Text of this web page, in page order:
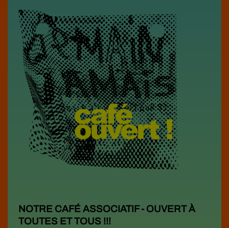
NOTRE CAFÉ ASSOCIATIF - OUVERT À
TOUTES ET TOUS !!!